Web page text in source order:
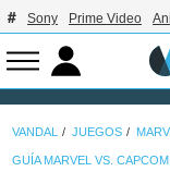
Sony Prime Video
VANDAL JUEGOS
GUÍA MARVEL VS.